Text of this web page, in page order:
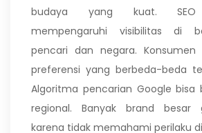
budaya yang kuat. SEO
mempengaruhi visibilitas di
pencari dan negara. Konsumen
preferensi yang berbeda-beda
Algoritma pencarian Google bisa
regional. Banyak brand besar
karena tidak memahami perilaku